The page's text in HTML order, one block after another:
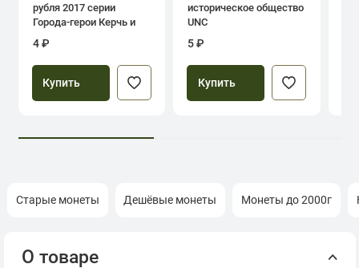
рубля 2017 серии
Города-герои Керчь и
4 ₽
Купить
историческое общество
UNC
5 ₽
Купить
Старые монеты Дешёвые монеты Монеты до 2000г
О товаре